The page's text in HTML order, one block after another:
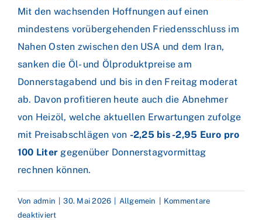
Mit den wachsenden Hoffnungen auf einen
mindestens vorübergehenden Friedensschluss im
Nahen Osten zwischen den USA und dem Iran,
sanken die Öl- und Ölproduktpreise am
Donnerstagabend und bis in den Freitag moderat
ab. Davon profitieren heute auch die Abnehmer
von Heizöl, welche aktuellen Erwartungen zufolge
mit Preisabschlägen von -2,25 bis -2,95 Euro pro
100 Liter gegenüber Donnerstagvormittag
rechnen können.
Von admin 30. Mai 2026 Allgemein
Kommentare
deaktiviertfür